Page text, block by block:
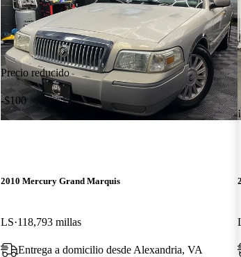
Precio reducido
-$100
2010 Mercury Grand Marquis
LS 118,793 millas
Entrega a domicilio desde Alexandria, VA